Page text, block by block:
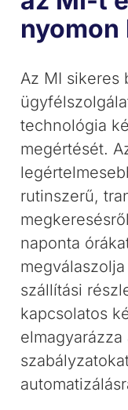
nyomon
Az MI sikeres
technológia
megértését.
rutinszerű,
naponta
szállítási
kapcsolatos